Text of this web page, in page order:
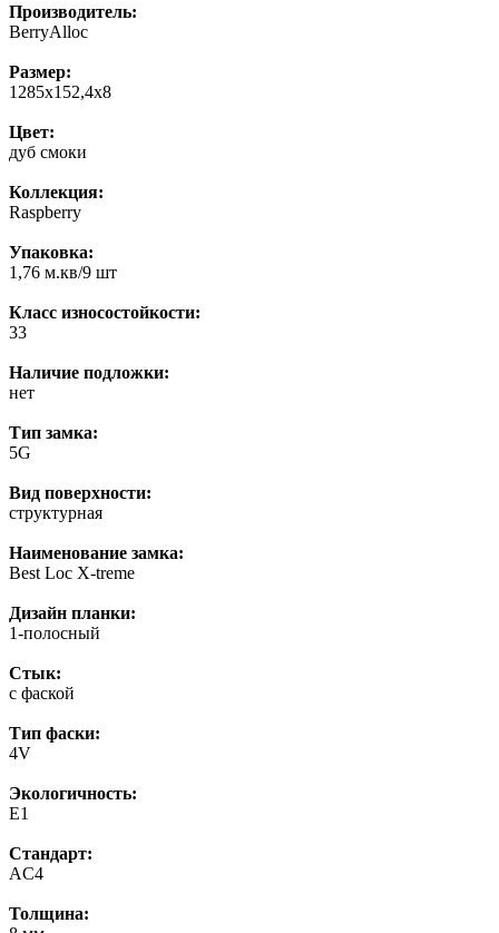
Производитель:
BerryAlloc
Размер:
1285x152,4x8
Цвет:
дуб смоки
Коллекция:
Raspberry
Упаковка:
1,76 м.кв/9 шт
Класс износостойкости:
33
Наличие подложки:
нет
Тип замка:
5G
Вид поверхности:
структурная
Наименование замка:
Best Loc X-treme
Дизайн планки:
1-полосный
Стык:
с фаской
Тип фаски:
4V
Экологичность:
E1
Стандарт:
AC4
Толщина: